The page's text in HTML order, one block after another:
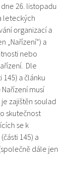
dne 26. listopadu
leteckých
organizací a
„Nařízení“) a
nebo
Dle
145) a článku
Nařízení musí
zajištěn soulad
skutečnost
se k
145) a
dále jen